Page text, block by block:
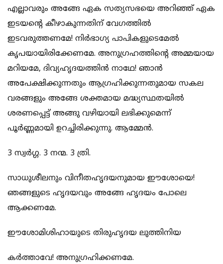
എല്ലാവരും അങ്ങേ ഏക സത്യസഭയെ അറിഞ്ഞ് ഏക
ഇടയന്‍റെ കീഴാകുന്നതിന് വേഗത്തില്‍
ഇടവരുത്തണമേ! നിര്‍ഭാഗ്യ പാപികളുടെമേല്‍
കൃപയായിരിക്കേണമേ. അനുഗ്രഹത്തിന്‍റെ അമ്മയായ
മറിയമേ, ദിവ്യഹൃദയത്തിന്‍ നാഥേ! ഞാന്‍
അപേക്ഷിക്കുന്നതും ആഗ്രഹിക്കുന്നതുമായ സകല
വരങ്ങളും അങ്ങേ ശക്തമായ മദ്ധ്യസ്ഥതയില്‍
ശരണപ്പെട്ട് അങ്ങു വഴിയായി ലഭിക്കുമെന്ന്
പൂര്‍ണ്ണമായി ഉറച്ചിരിക്കുന്നു. ആമ്മേന്‍.
3 സ്വര്‍ഗ്ഗ. 3 നന്മ. 3 ത്രി.
സാധുശീലനും വിനീതഹൃദയനുമായ ഈശോയെ!
ഞങ്ങളുടെ ഹൃദയവും അങ്ങേ ഹൃദയം പോലെ
ആക്കണമേ.
ഈശോമിശിഹായുടെ തിരുഹൃദയ ലുത്തിനിയ
കര്‍ത്താവേ! അനുഗ്രഹിക്കണമേ.